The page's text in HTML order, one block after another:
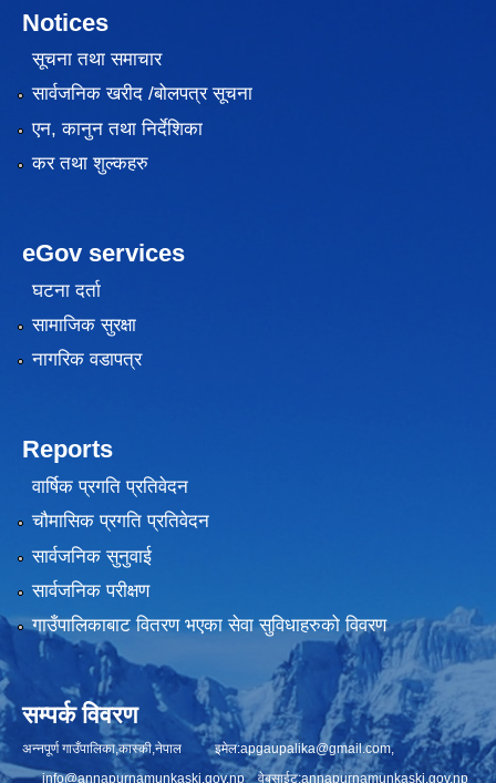
Notices
सूचना तथा समाचार
सार्वजनिक खरीद /बोलपत्र सूचना
एन, कानुन तथा निर्देशिका
कर तथा शुल्कहरु
eGov services
घटना दर्ता
सामाजिक सुरक्षा
नागरिक वडापत्र
Reports
वार्षिक प्रगति प्रतिवेदन
चौमासिक प्रगति प्रतिवेदन
सार्वजनिक सुनुवाई
सार्वजनिक परीक्षण
गाउँपालिकाबाट वितरण भएका सेवा सुविधाहरुको विवरण
सम्पर्क विवरण
अन्नपूर्ण गाउँपालिका,कास्की,नेपाल इमेल:apgaupalika@gmail.com,
info@annapurnamunkaski.gov.npवेबसाईट:annapurnamunkaski.gov.np